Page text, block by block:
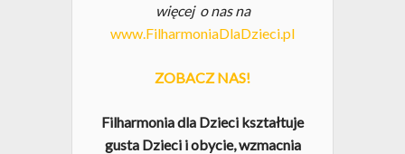
więcej o nas na
www.FilharmoniaDlaDzieci.pl
ZOBACZ NAS!
Filharmonia dla Dzieci kształtuje
gusta Dzieci i obycie, wzmacnia